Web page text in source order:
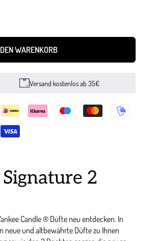
WARENKORB
Versand kostenlos ab 35€
2
Candle ® Düfte neu entdecken. In
neue und altbewährte Düfte zu Ihnen